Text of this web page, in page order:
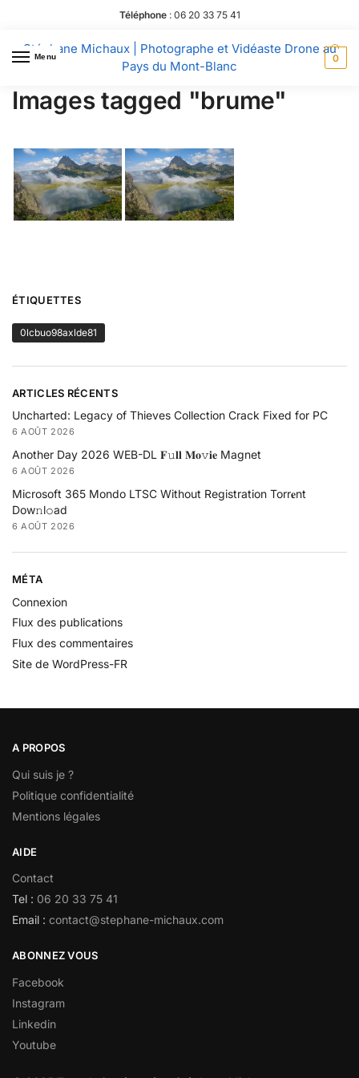
Téléphone: 06 20 33 75 41
Menu
Stéphane Michaux | Photographe et Vidéaste Drone au
Pays du Mont-Blanc
0
Images tagged "brume"
ÉTIQUETTES
0lcbuo98axlde81
ARTICLES RÉCENTS
Uncharted: Legacy of Thieves Collection Crack Fixed for PC
6 AOÛT 2026
Another Day 2026 WEB-DL 𝐅𝚞𝐥𝐥 𝐌𝐨𝚟𝐢𝐞 Magnet
6 AOÛT 2026
Microsoft 365 Mondo LTSC Without Registration Torr𝐞nt
Dow𝚗l𝚘аd
6 AOÛT 2026
MÉTA
Connexion
Flux des publications
Flux des commentaires
Site de WordPress-FR
A PROPOS
Qui suis je ?
Politique confidentialité
Mentions légales
AIDE
Contact
Tel : 06 20 33 75 41
Email : contact@stephane-michaux.com
ABONNEZ VOUS
Facebook
Instagram
Linkedin
Youtube